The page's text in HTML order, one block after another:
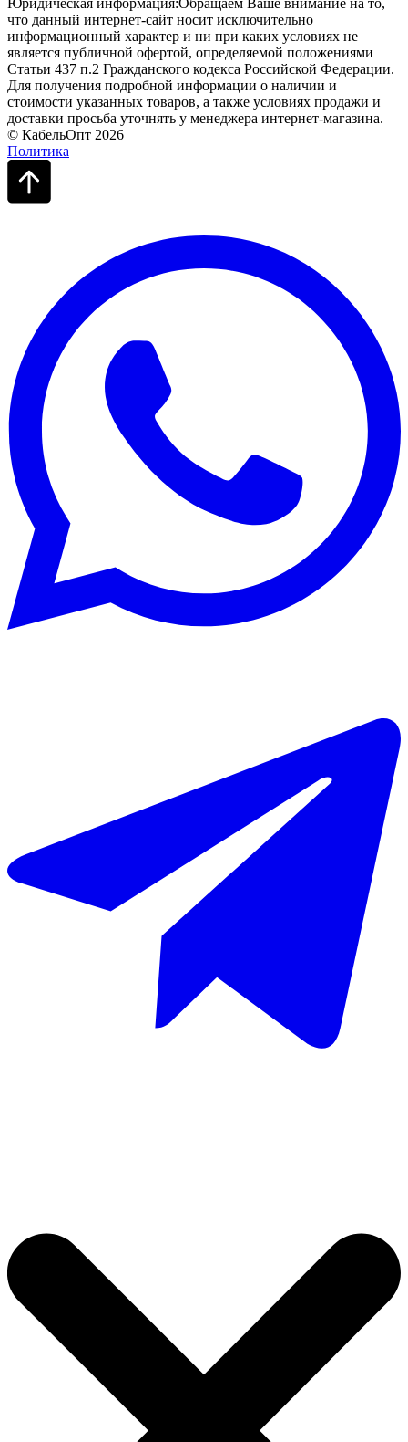
что данный интернет-сайт носит исключительно
информационный характер и ни при каких условиях не
является публичной офертой, определяемой положениями
Статьи 437 п.2 Гражданского кодекса Российской Федерации.
Для получения подробной информации о наличии и
стоимости указанных товаров, а также условиях продажи и
доставки просьба уточнять у менеджера интернет-магазина.
© КабельОпт 2026
Политика